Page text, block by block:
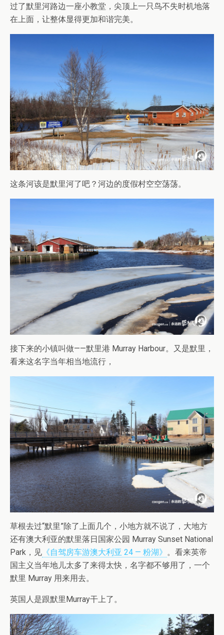
过了默里河路边一座小教堂，尖顶上一只鸟不失时机地落
在上面，让整体显得更加和谐完美。
这条河该是默里河了吧？河边的度假村空空荡荡。
接下来的小镇叫做——默里港 Murray Harbour。又是默里，
看来这名字当年相当地流行，
草根去过“默里”除了上面几个，小地方就不说了，大地方
还有澳大利亚的默里落日国家公园 Murray Sunset National
Park，见 《自驾房车游澳大利亚 24 — 粉湖》 。看来英帝
国主义当年地儿太多了来得太快，名字都不够用了，一个
默里 Murray 用来用去。
英国人是跟默里Murray干上了。